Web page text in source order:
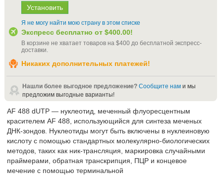
Я не могу найти мою страну в этом списке
Экспресс бесплатно от $400.00!
В корзине не хватает товаров на $400 до бесплатной экспресс-
доставки.
Никаких дополнительных платежей!
Нашли более выгодное предложение? Сообщите нам и мы
предложим выгодные варианты!
AF 488 dUTP — нуклеотид, меченный флуоресцентным
красителем AF 488, использующийся для синтеза меченых
ДНК-зондов. Нуклеотиды могут быть включены в нуклеиновую
кислоту с помощью стандартных молекулярно-биологических
методов, таких как ник-трансляция, маркировка случайными
праймерами, обратная транскрипция, ПЦР и концевое
мечение с помощью терминальной